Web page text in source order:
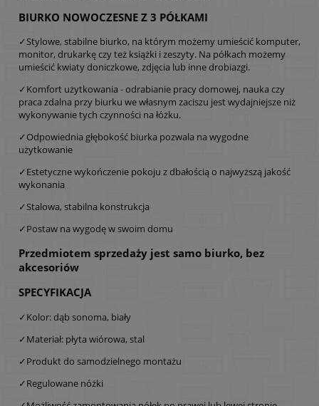
BIURKO NOWOCZESNE Z 3 PÓŁKAMI
✓Stylowe, stabilne biurko, na którym możemy umieścić komputer,
monitor, drukarkę czy też książki i zeszyty. Na półkach możemy
umieścić kwiaty doniczkowe, zdjęcia lub inne drobiazgi.
✓Komfort użytkowania - odrabianie pracy domowej, nauka czy
praca zdalna przy biurku we własnym zaciszu jest wydajniejsze niż
wykonywanie tych czynności na łóżku.
✓Odpowiednia głębokość biurka pozwala na wygodne
użytkowanie
✓Estetyczne wykończenie pokoju z dbałością o najwyższą jakość
wykonania
✓Stalowa, stabilna konstrukcja
✓Postaw na wygodę w swoim domu
Przedmiotem sprzedaży jest samo biurko, bez
akcesoriów
SPECYFIKACJA
✓Kolor: dąb sonoma, biały
✓Materiał: płyta wiórowa, stal
✓Produkt do samodzielnego montażu
✓Regulowane nóżki